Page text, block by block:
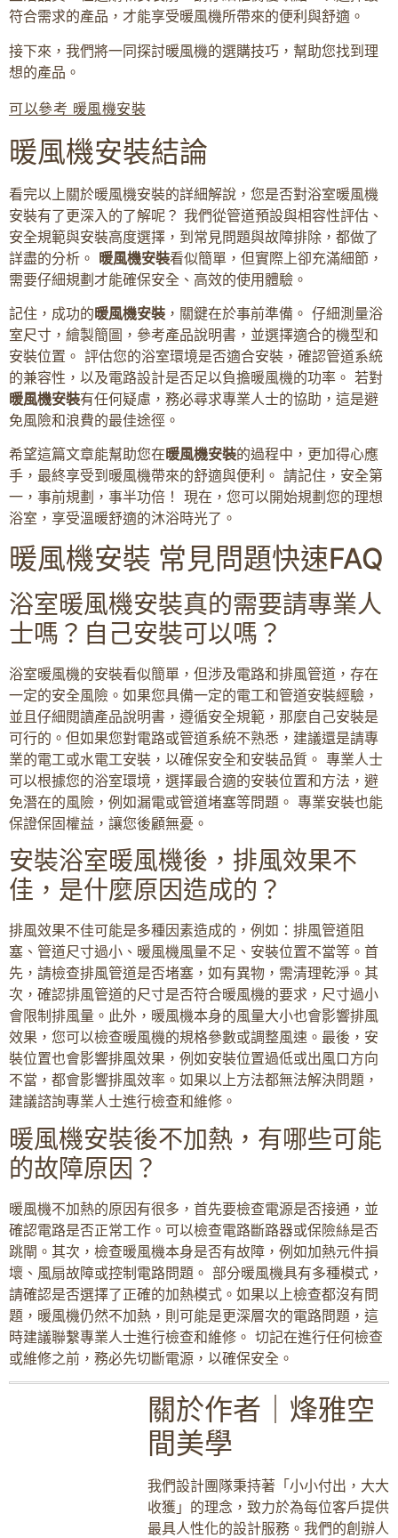
符合需求的產品，才能享受暖風機所帶來的便利與舒適。
接下來，我們將一同探討暖風機的選購技巧，幫助您找到理
想的產品。
可以參考 暖風機安裝
暖風機安裝結論
看完以上關於暖風機安裝的詳細解說，您是否對浴室暖風機
安裝有了更深入的了解呢？ 我們從管道預設與相容性評估、
安全規範與安裝高度選擇，到常見問題與故障排除，都做了
詳盡的分析。 暖風機安裝看似簡單，但實際上卻充滿細節，
需要仔細規劃才能確保安全、高效的使用體驗。
記住，成功的暖風機安裝 ，關鍵在於事前準備。 仔細測量浴
室尺寸，繪製簡圖，參考產品說明書，並選擇適合的機型和
安裝位置。 評估您的浴室環境是否適合安裝，確認管道系統
的兼容性，以及電路設計是否足以負擔暖風機的功率。 若對
暖風機安裝有任何疑慮，務必尋求專業人士的協助，這是避
免風險和浪費的最佳途徑。
希望這篇文章能幫助您在暖風機安裝的過程中，更加得心應
手，最終享受到暖風機帶來的舒適與便利。 請記住，安全第
一，事前規劃，事半功倍！ 現在，您可以開始規劃您的理想
浴室，享受溫暖舒適的沐浴時光了。
暖風機安裝 常見問題快速FAQ
浴室暖風機安裝真的需要請專業人
士嗎？自己安裝可以嗎？
浴室暖風機的安裝看似簡單，但涉及電路和排風管道，存在
一定的安全風險。如果您具備一定的電工和管道安裝經驗，
並且仔細閱讀產品說明書，遵循安全規範，那麼自己安裝是
可行的。但如果您對電路或管道系統不熟悉，建議還是請專
業的電工或水電工安裝，以確保安全和安裝品質。 專業人士
可以根據您的浴室環境，選擇最合適的安裝位置和方法，避
免潛在的風險，例如漏電或管道堵塞等問題。 專業安裝也能
保證保固權益，讓您後顧無憂。
安裝浴室暖風機後，排風效果不
佳，是什麼原因造成的？
排風效果不佳可能是多種因素造成的，例如：排風管道阻
塞、管道尺寸過小、暖風機風量不足、安裝位置不當等。首
先，請檢查排風管道是否堵塞，如有異物，需清理乾淨。其
次，確認排風管道的尺寸是否符合暖風機的要求，尺寸過小
會限制排風量。此外，暖風機本身的風量大小也會影響排風
效果，您可以檢查暖風機的規格參數或調整風速。最後，安
裝位置也會影響排風效果，例如安裝位置過低或出風口方向
不當，都會影響排風效率。如果以上方法都無法解決問題，
建議諮詢專業人士進行檢查和維修。
暖風機安裝後不加熱，有哪些可能
的故障原因？
暖風機不加熱的原因有很多，首先要檢查電源是否接通，並
確認電路是否正常工作。可以檢查電路斷路器或保險絲是否
跳閘。其次，檢查暖風機本身是否有故障，例如加熱元件損
壞、風扇故障或控制電路問題。 部分暖風機具有多種模式，
請確認是否選擇了正確的加熱模式。如果以上檢查都沒有問
題，暖風機仍然不加熱，則可能是更深層次的電路問題，這
時建議聯繫專業人士進行檢查和維修。 切記在進行任何檢查
或維修之前，務必先切斷電源，以確保安全。
關於作者｜烽雅空
間美學
我們設計團隊秉持著「小小付出，大大
收獲」的理念，致力於為每位客戶提供
最具人性化的設計服務。我們的創辦人